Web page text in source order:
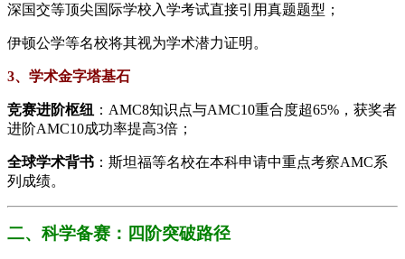
深国交等顶尖国际学校入学考试直接引用真题题型；
伊顿公学等名校将其视为学术潜力证明。
​3、学术金字塔基石​
​竞赛进阶枢纽​
​：AMC8知识点与AMC10重合度超65%，获奖者
进阶AMC10成功率提高3倍；
​全球学术背书​ ​：斯坦福等名校在本科申请中重点考察AMC系
列成绩。
二、科学备赛：四阶突破路径